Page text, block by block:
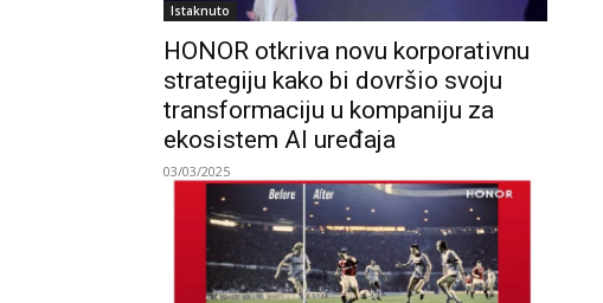
Istaknuto
HONOR otkriva novu korporativnu
strategiju kako bi dovršio svoju
transformaciju u kompaniju za
ekosistem AI uređaja
03/03/2025